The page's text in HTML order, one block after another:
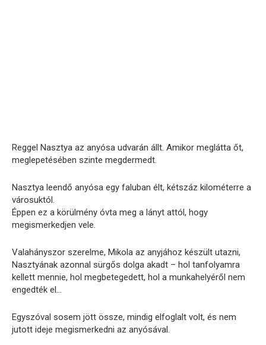
Reggel Nasztya az anyósa udvarán állt. Amikor meglátta őt,
meglepetésében szinte megdermedt.
Nasztya leendő anyósa egy faluban élt, kétszáz kilométerre a
városuktól.
Éppen ez a körülmény óvta meg a lányt attól, hogy
megismerkedjen vele.
Valahányszor szerelme, Mikola az anyjához készült utazni,
Nasztyának azonnal sürgős dolga akadt – hol tanfolyamra
kellett mennie, hol megbetegedett, hol a munkahelyéről nem
engedték el…
Egyszóval sosem jött össze, mindig elfoglalt volt, és nem
jutott ideje megismerkedni az anyósával.